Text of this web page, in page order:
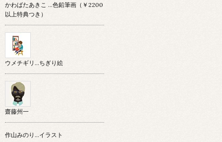
かわばたあきこ …色鉛筆画（￥2200
以上特典つき）
ウメチギリ…ちぎり絵
齋藤州一
作山みのり…イラスト